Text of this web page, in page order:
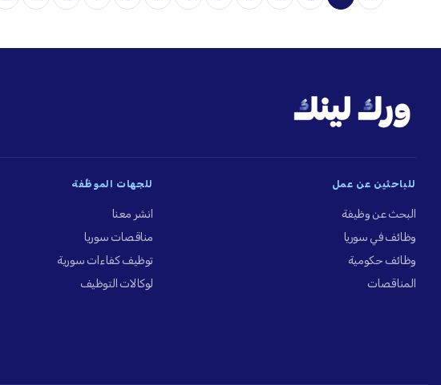
للباحثين عن عمل
البحث عن وظيفة
وظائف في سوريا
وظائف حكومية
المناقصات
للجهات الموظِّفة
انشر معنا
مناقصات سوريا
توظيف كفاءات سورية
لوكالات التوظيف